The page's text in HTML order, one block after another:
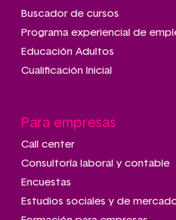
Buscador de cursos
Programa experiencial de
Educación Adultos
Cualificación Inicial
Para empresas
Call center
Consultoría laboral y contable
Encuestas
Estudios sociales y de